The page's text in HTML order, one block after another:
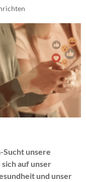
Sucht unsere
auf unser
und unser